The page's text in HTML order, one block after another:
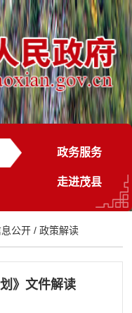
政务服务
走进茂县
公开 /政策解读
》文件解读